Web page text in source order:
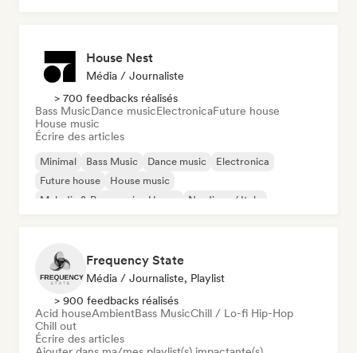
House Nest
Média / Journaliste
> 700 feedbacks réalisés
Bass MusicDance musicElectronicaFuture house
House music
Écrire des articles
Minimal Bass Music Dance music
Electronica
Future house
House music
Melodic & Progressive House
Nu-disco / Italo
Frequency State
Média / Journaliste, Playlist
> 900 feedbacks réalisés
Acid houseAmbientBass MusicChill / Lo-fi Hip-Hop
Chill out
Écrire des articles